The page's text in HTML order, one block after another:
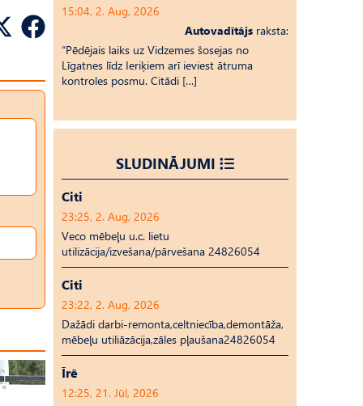
15:04, 2. Aug, 2026
Autovadītājs raksta:
“Pēdējais laiks uz Vid­ze­mes šosejas no
Līgatnes līdz Ieriķiem arī ieviest ātruma
kontroles posmu. Citādi […]
SLUDINĀJUMI
Citi
23:25, 2. Aug, 2026
Veco mēbeļu u.c. lietu
utilizācija/izvešana/pārvešana 24826054
Citi
23:22, 2. Aug, 2026
Dažādi darbi-remonta,celtniecība,demontāža,
mēbeļu utiliāzācija,zāles pļaušana24826054
Īrē
12:25, 21. Jūl, 2026